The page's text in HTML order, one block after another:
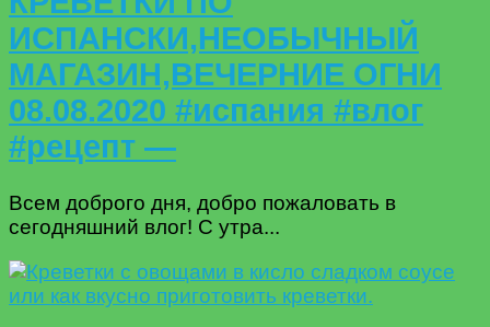
ИСПАНСКИ,НЕОБЫЧНЫЙ
МАГАЗИН,ВЕЧЕРНИЕ ОГНИ
08.08.2020 #испания #влог
#рецепт —
Всем доброго дня, добро пожаловать в
сегодняшний влог! С утра...